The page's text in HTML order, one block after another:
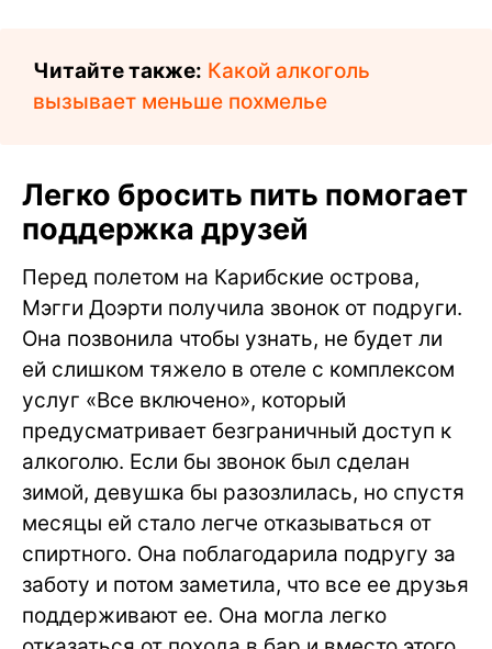
Читайте также: Какой алкоголь
вызывает меньше похмелье
Легко бросить пить помогает
поддержка друзей
Перед полетом на Карибские острова,
Мэгги Доэрти получила звонок от подруги.
Она позвонила чтобы узнать, не будет ли
ей слишком тяжело в отеле с комплексом
услуг «Все включено», который
предусматривает безграничный доступ к
алкоголю. Если бы звонок был сделан
зимой, девушка бы разозлилась, но спустя
месяцы ей стало легче отказываться от
спиртного. Она поблагодарила подругу за
заботу и потом заметила, что все ее друзья
поддерживают ее. Она могла легко